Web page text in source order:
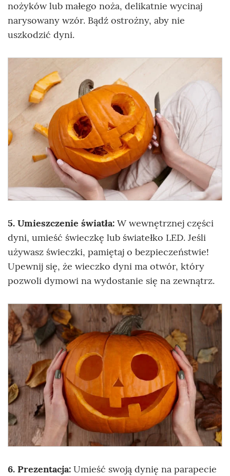
nożyków lub małego noża, delikatnie wycinaj
narysowany wzór. Bądź ostrożny, aby nie
uszkodzić dyni.
5. Umieszczenie światła: W wewnętrznej części
dyni, umieść świeczkę lub światełko LED. Jeśli
używasz świeczki, pamiętaj o bezpieczeństwie!
Upewnij się, że wieczko dyni ma otwór, który
pozwoli dymowi na wydostanie się na zewnątrz.
6. Prezentacja: Umieść swoją dynię na parapecie